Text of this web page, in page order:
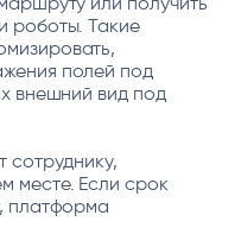
роботы. Такие
полей под
внешний вид под
сотруднику,
месте. Если срок
платформа